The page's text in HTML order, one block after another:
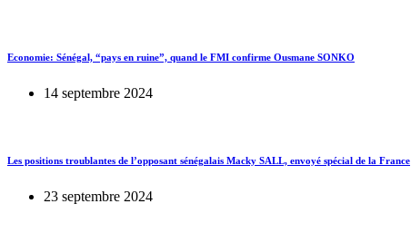
Economie: Sénégal, “pays en ruine”, quand le FMI confirme Ousmane SONKO
14 septembre 2024
Les positions troublantes de l’opposant sénégalais Macky SALL, envoyé spécial de la France
23 septembre 2024